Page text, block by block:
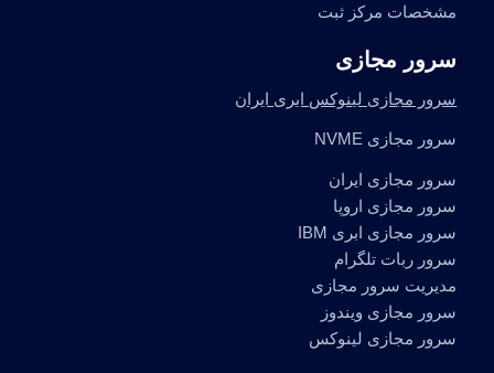
مشخصات مرکز ثبت
سرور مجازی
سرور مجازی لینوکس ابری ایران
سرور مجازی NVME
سرور مجازی ایران
سرور مجازی اروپا
سرور مجازی ابری IBM
سرور ربات تلگرام
مدیریت سرور مجازی
سرور مجازی ویندوز
سرور مجازی لینوکس